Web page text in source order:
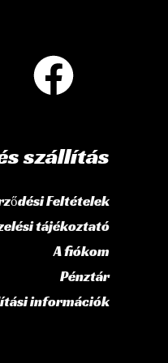
szállítás
Feltételek
tájékoztató
A fiókom
Pénztár
információk